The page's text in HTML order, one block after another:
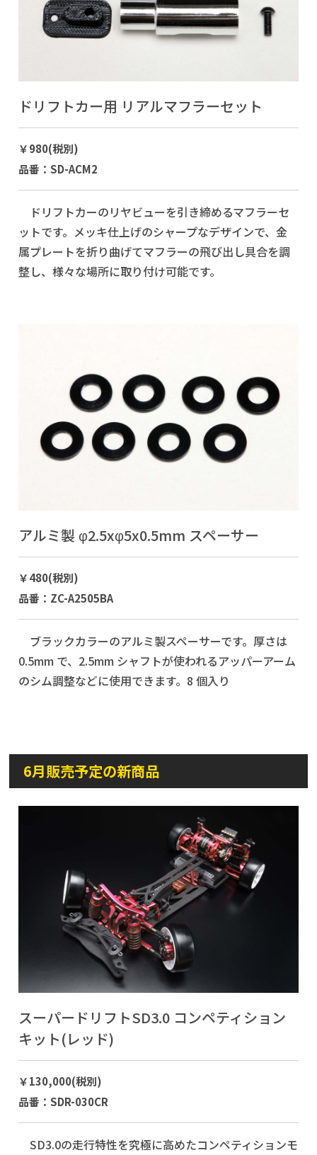
ドリフトカー用 リアルマフラーセット
￥980(税別)
品番：SD-ACM2
ドリフトカーのリヤビューを引き締めるマフラーセ
ットです。メッキ仕上げのシャープなデザインで、金
属プレートを折り曲げてマフラーの飛び出し具合を調
整し、様々な場所に取り付け可能です。
アルミ製 φ2.5xφ5x0.5mm スペーサー
￥480(税別)
品番：ZC-A2505BA
ブラックカラーのアルミ製スペーサーです。厚さは
0.5mm で、2.5mm シャフトが使われるアッパーアーム
のシム調整などに使用できます。8 個入り
6月販売予定の新商品
スーパードリフトSD3.0 コンペティション
キット(レッド)
￥130,000(税別)
品番：SDR-030CR
SD3.0の走行特性を究極に高めたコンペティションモ